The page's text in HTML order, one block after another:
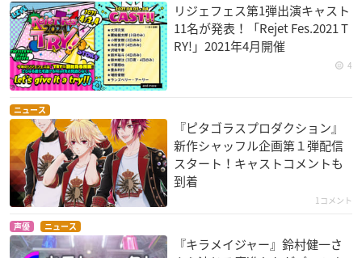
リジェフェス第1弾出演キャスト
11名が発表！「Rejet Fes.2021 T
RY!」2021年4月開催
4
ニュース
『ピタゴラスプロダクション』
新作シャッフル企画第１弾配信
スタート！キャストコメントも
到着
1コメント
声優 ニュース
『キラメイジャー』鈴村健一さ